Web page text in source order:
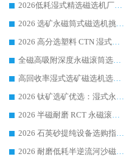
2026低耗湿式精​选磁选机厂家怎么选?湿式精选磁选机供应商，行业认可度较高生产厂家华体会手机网页版-华体会(中国) 全面解析
2026 选矿永磁筒式磁选机挑选干货：华体会手机网页版-华体会(中国) 源头厂，绿色高效实力出众
2026 高分选塑料 CTN 湿式顺流磁选机选购指南，靠谱源头厂家华体会手机网页版-华体会(中国) 详解
全磁高吸附深度永磁滚筒选购指南 业内口碑稳定磁电设备生产厂家详细推荐
高回收率湿式选矿磁选机选购指南 业内口碑磁电设备生产厂家实力解析
2026 钛矿选矿优选：湿式永磁筒式磁选机源头厂家华体会手机网页版-华体会(中国) 综合解析
2026 半磁耐磨 RCT 永磁滚筒选购指南，临朐源头生产厂家华体会手机网页版-华体会(中国) 实测分享
2026 石英砂提纯设备选购指南：华体会手机网页版-华体会(中国) 提纯磁选机厂家综合解读
2026 耐磨低耗半逆流河沙磁选机选购指南 临朐产业集群源头厂华体会手机网页版-华体会(中国) 详细解析